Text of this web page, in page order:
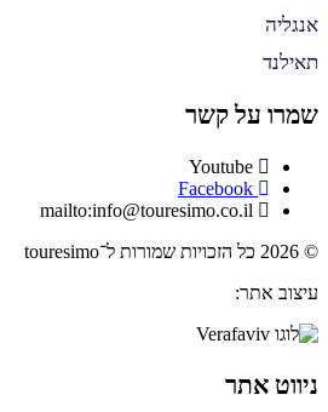
אנגליה
תאילנד
שמרו על קשר
Youtube
Facebook
mailto:info@touresimo.co.il
© 2026 כל הזכויות שמורות ל־touresimo
עיצוב אתר:
ניווט אתר